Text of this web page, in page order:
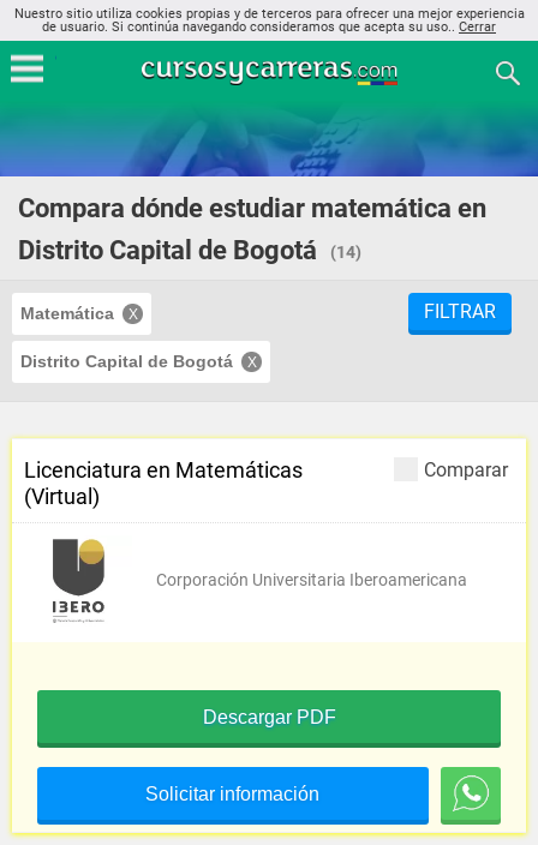
Nuestro sitio utiliza cookies propias y de terceros para ofrecer una mejor experiencia
de usuario. Si continúa navegando consideramos que acepta su uso.. Cerrar
Compara dónde estudiar matemática en
Distrito Capital de Bogotá
(14)
Matemática
Distrito Capital de Bogotá
FILTRAR
Comparar
Licenciatura en Matemáticas
(Virtual)
Corporación Universitaria Iberoamericana
Descargar PDF
Solicitar información